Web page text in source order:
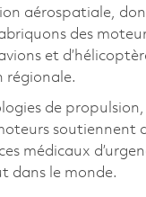
aérospatiale,
des
et
régionale.
de
soutiennent
médicaux
dans le monde.